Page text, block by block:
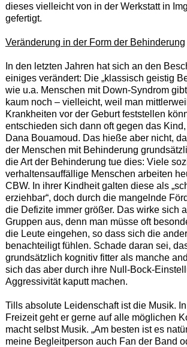
dieses vielleicht von in der Werkstatt in
gefertigt.
Veränderung in der Form der Behinderung
In den letzten Jahren hat sich an den
einiges verändert: Die „klassisch geistig
wie u.a. Menschen mit Down-Syndrom
kaum noch – vielleicht, weil man
Krankheiten vor der Geburt feststellen
entschieden sich dann oft gegen das
Dana Bouamoud. Das hieße aber nicht,
der Menschen mit Behinderung
die Art der Behinderung tue dies: Viele
verhaltensauffällige Menschen arbeiten
CBW. In ihrer Kindheit galten diese als
erziehbar“, doch durch die mangelnde
die Defizite immer größer. Das wirke sich
Gruppen aus, denn man müsse oft
die Leute eingehen, so dass sich die
benachteiligt fühlen. Schade daran sei,
grundsätzlich kognitiv fitter als manche
sich das aber durch ihre Null-Bock-
Aggressivität kaputt machen.
Tills absolute Leidenschaft ist die Musik.
Freizeit geht er gerne auf alle möglichen
macht selbst Musik. „Am besten ist es
meine Begleitperson auch Fan der Band